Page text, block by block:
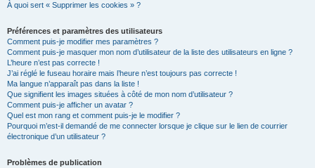
À quoi sert « Supprimer les cookies » ?
Préférences et paramètres des utilisateurs
Comment puis-je modifier mes paramètres ?
Comment puis-je masquer mon nom d’utilisateur de la liste des utilisateurs en ligne ?
L’heure n’est pas correcte !
J’ai réglé le fuseau horaire mais l’heure n’est toujours pas correcte !
Ma langue n’apparaît pas dans la liste !
Que signifient les images situées à côté de mon nom d’utilisateur ?
Comment puis-je afficher un avatar ?
Quel est mon rang et comment puis-je le modifier ?
Pourquoi m’est-il demandé de me connecter lorsque je clique sur le lien de courrier
électronique d’un utilisateur ?
Problèmes de publication